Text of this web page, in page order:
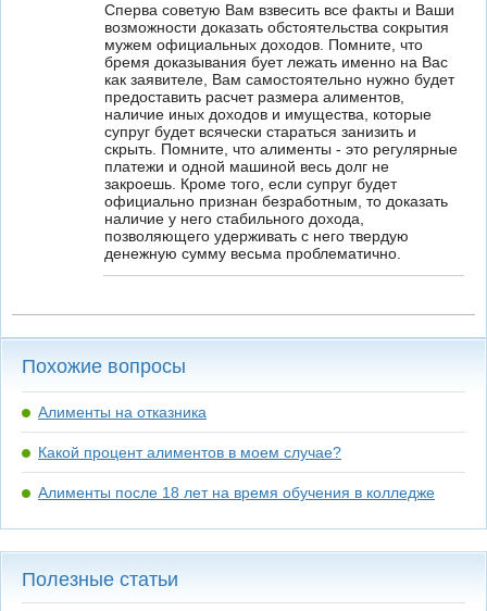
Сперва советую Вам взвесить все факты и Ваши
возможности доказать обстоятельства сокрытия
мужем официальных доходов. Помните, что
бремя доказывания бует лежать именно на Вас
как заявителе, Вам самостоятельно нужно будет
предоставить расчет размера алиментов,
наличие иных доходов и имущества, которые
супруг будет всячески стараться занизить и
скрыть. Помните, что алименты - это регулярные
платежи и одной машиной весь долг не
закроешь. Кроме того, если супруг будет
официально признан безработным, то доказать
наличие у него стабильного дохода,
позволяющего удерживать с него твердую
денежную сумму весьма проблематично.
Похожие вопросы
Алименты на отказника
Какой процент алиментов в моем случае?
Алименты после 18 лет на время обучения в колледже
Полезные статьи